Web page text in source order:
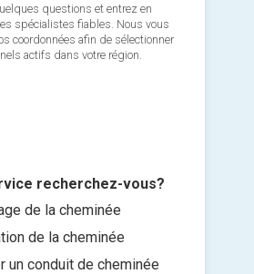
questions et entrez en
spécialistes fiables. Nous vous
coordonnées afin de sélectionner
actifs dans votre région.
recherchez-vous?
de la cheminée
de la cheminée
un conduit de cheminée